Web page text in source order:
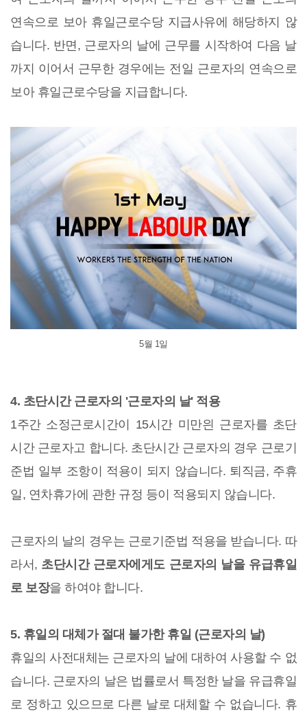
연속으로 보아 휴일근로수당 지급사유에 해당하지 않
습니다. 반면, 근로자의 날에 근무를 시작하여 다음 날
까지 이어서 근무한 경우에는 전일 근로자의 연속으로
보아 휴일근로수당을 지급합니다.
5월 1일
4. 초단시간 근로자의 '근로자의 날' 적용
1주간 소정근로시간이 15시간 미만읜 근로자를 초단
시간 근로자고 합니다. 초단시간 근로자의 경우 근로기
준법 일부 조항이 적용이 되지 않습니다. 퇴직금, 주휴
일, 연차휴가에 관한 규정 등이 적용되지 않습니다.
근로자의 날의 경우는 근로기준법 적용을 받습니다. 따
라서, 초단시간 근로자에게도 근로자의 날을 유급휴일
로 보장을 하여야 합니다.
5. 휴일의 대체가 절대 불가한 휴일 (근로자의 날)
휴일의 사전대체는 근로자의 날에 대하여 사용할 수 없
습니다. 근로자의 날은 법률로서 특정한 날을 유급휴일
로 정하고 있으므로 다른 날로 대체할 수 없습니다. 휴